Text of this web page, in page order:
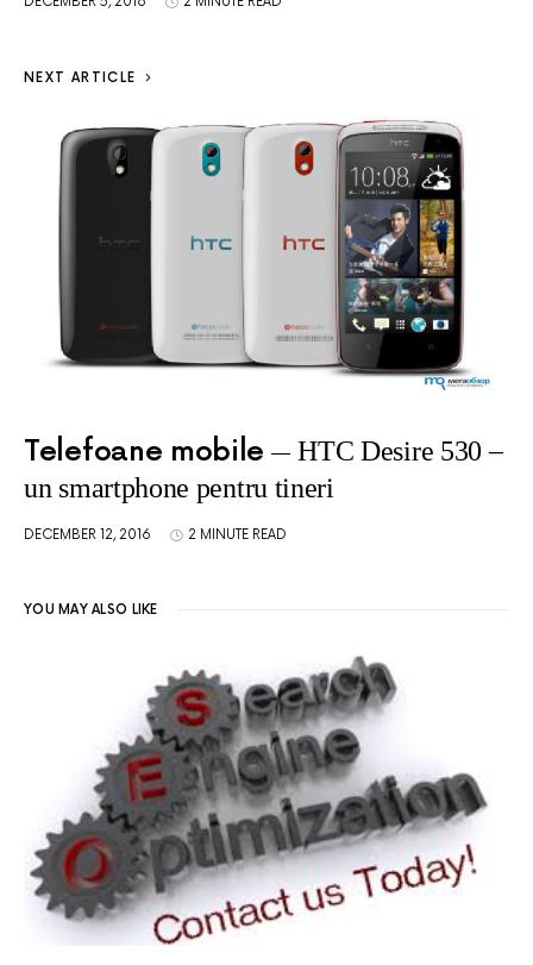
NEXT ARTICLE
Telefoane mobile
HTC Desire 530 –
un smartphone pentru tineri
DECEMBER 12, 2016 2 MINUTE READ
YOU MAY ALSO LIKE